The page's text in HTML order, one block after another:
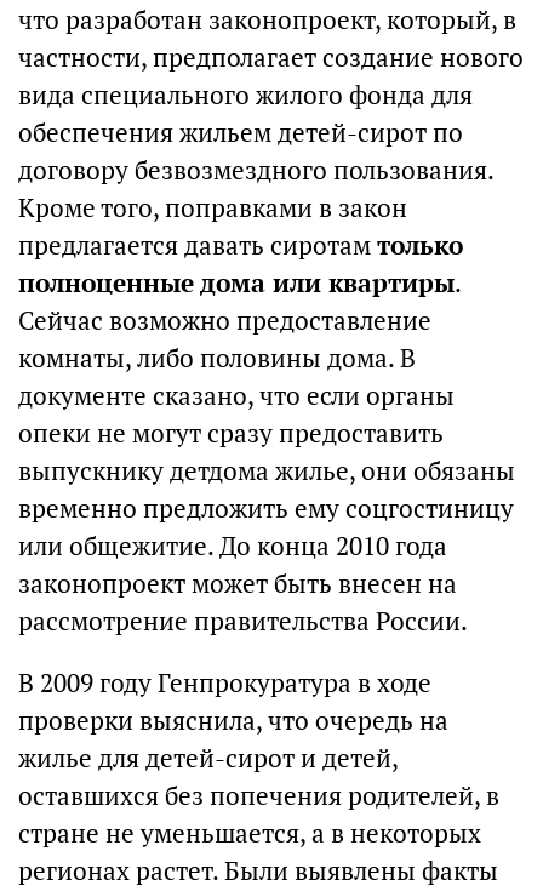
что разработан законопроект, который, в
частности, предполагает создание нового
вида специального жилого фонда для
обеспечения жильем детей-сирот по
договору безвозмездного пользования.
Кроме того, поправками в закон
предлагается давать сиротамтолько
полноценные дома или квартиры.
Сейчас возможно предоставление
комнаты, либо половины дома. В
документе сказано, что если органы
опеки не могут сразу предоставить
выпускнику детдома жилье, они обязаны
временно предложить ему соцгостиницу
или общежитие. До конца 2010 года
законопроект может быть внесен на
рассмотрение правительства России.
В 2009 году Генпрокуратура в ходе
проверки выяснила, что очередь на
жилье для детей-сирот и детей,
оставшихся без попечения родителей, в
стране не уменьшается, а в некоторых
регионах растет. Были выявлены факты